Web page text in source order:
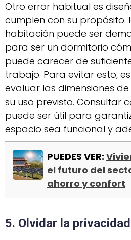
Otro error habitual es
cumplen con su propósito.
habitación puede ser
para ser un dormitorio
puede carecer de
trabajo. Para evitar esto,
evaluar las dimensiones
su uso previsto. Consultar
puede ser útil para
espacio sea funcional y
PUEDES VER:
el futuro del
ahorro y confort
5. Olvidar la privacidad